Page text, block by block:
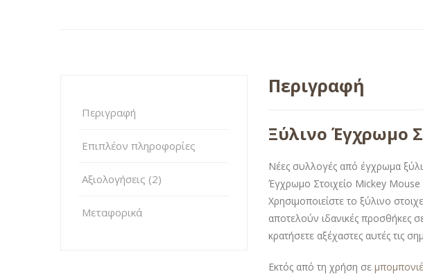
Περιγραφή
Επιπλέον πληροφορίες
Αξιολογήσεις (2)
Μεταφορικά
Περιγραφή
Ξύλινο Έγχρωμο
Νέες συλλογές από έγχρωμα
Έγχρωμο Στοιχείο Mickey Mouse
Χρησιμοποιείστε το ξύλινο
αποτελούν ιδανικές προσθήκες
κρατήσετε αξέχαστες αυτές τις
Εκτός από τη χρήση σε